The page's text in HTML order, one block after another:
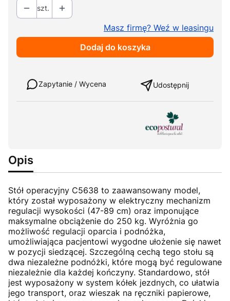
szt.
Masz firmę? Weź w leasingu
Dodaj do koszyka
Zapytanie / Wycena Udostępnij
Opis
Stół operacyjny C5638 to zaawansowany model,
który został wyposażony w elektryczny mechanizm
regulacji wysokości (47-89 cm) oraz imponujące
maksymalne obciążenie do 250 kg. Wyróżnia go
możliwość regulacji oparcia i podnóżka,
umożliwiająca pacjentowi wygodne ułożenie się nawet
w pozycji siedzącej. Szczególną cechą tego stołu są
dwa niezależne podnóżki, które mogą być regulowane
niezależnie dla każdej kończyny. Standardowo, stół
jest wyposażony w system kółek jezdnych, co ułatwia
jego transport, oraz wieszak na ręczniki papierowe,